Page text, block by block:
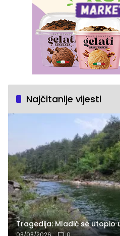
Najčitanije vijesti
Tragedija: Mladić se utopio
08/08/2026 0